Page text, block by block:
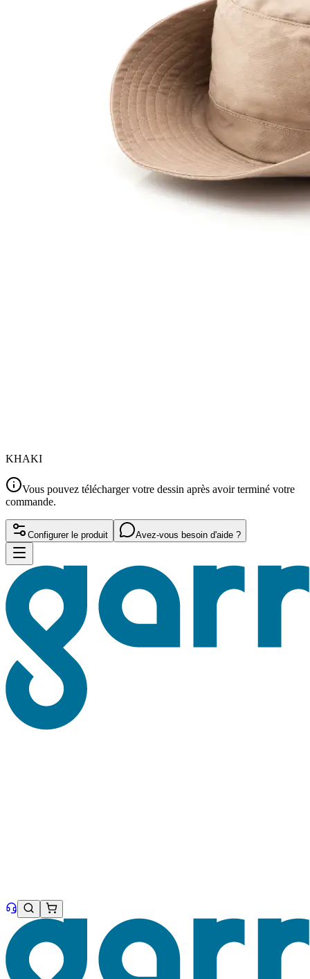
KHAKI
Vous pouvez télécharger votre dessin après avoir terminé votre
commande.
Configurer le produit Avez-vous besoin d'aide ?